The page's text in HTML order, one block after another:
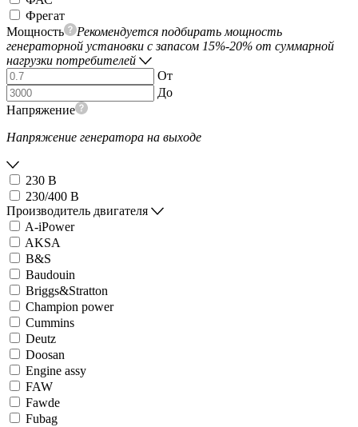
Фрегат
Мощность
Рекомендуется подбирать мощность
генераторной установки с запасом 15%-20% от суммарной
нагрузки потребителей
От
До
Напряжение
Напряжение генератора на выходе
230 В
230/400 В
Производитель двигателя
A-iPower
AKSA
B&S
Baudouin
Briggs&Stratton
Champion power
Cummins
Deutz
Doosan
Engine assy
FAW
Fawde
Fubag